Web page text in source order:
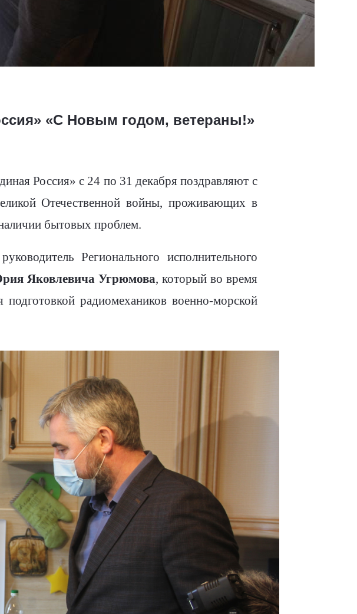
«С Новым годом, ветераны!»
Россия» с 24 по 31 декабря поздравляют с
Отечественной войны, проживающих в
бытовых проблем.
Регионального исполнительного
Яковлевича Угрюмова, который во время
радиомехаников военно-морской